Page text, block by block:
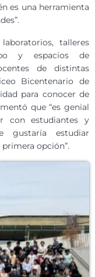
es una herramienta
talleres
y espacios de
de distintas
Bicentenario de
para conocer de
que “es genial
con estudiantes y
gustaría estudiar
opción”.